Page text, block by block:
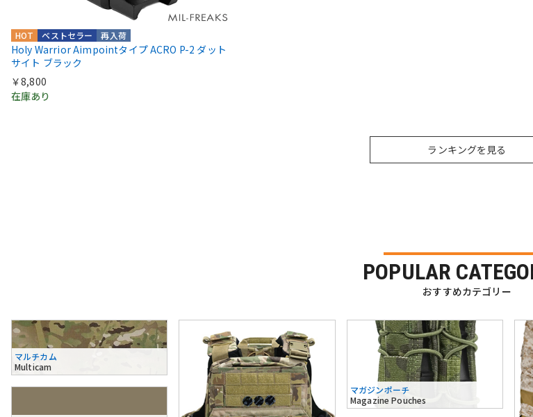
再入荷
ベストセラー
HOT
Holy Warrior Aimpointタイプ ACRO P-2 ダット
サイト ブラック
￥8,800
在庫あり
ランキングを見る
POPULAR
おすすめカテゴリー
マルチカム
Multicam
マガジンポーチ
Magazine Pouches